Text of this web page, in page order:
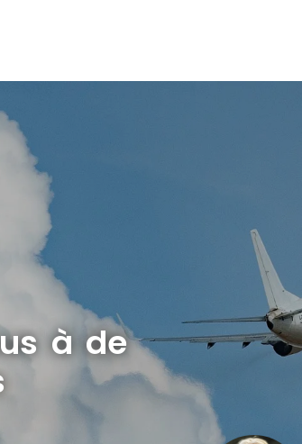
à de